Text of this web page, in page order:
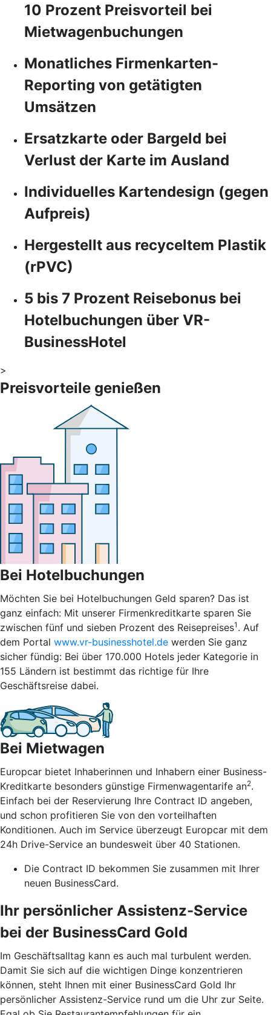
10 Prozent Preisvorteil bei
Mietwagenbuchungen
Monatliches Firmenkarten-
Reporting von getätigten
Umsätzen
Ersatzkarte oder Bargeld bei
Verlust der Karte im Ausland
Individuelles Kartendesign (gegen
Aufpreis)
Hergestellt aus recyceltem Plastik
(rPVC)
5 bis 7 Prozent Reisebonus bei
Hotelbuchungen über VR-
BusinessHotel
>
Preisvorteile genießen
Bei Hotelbuchungen
Möchten Sie bei Hotelbuchungen Geld sparen? Das ist
ganz einfach: Mit unserer Firmenkreditkarte sparen Sie
zwischen fünf und sieben Prozent des Reisepreises1 . Auf
dem Portal www.vr-businesshotel.de werden Sie ganz
sicher fündig: Bei über 170.000 Hotels jeder Kategorie in
155 Ländern ist bestimmt das richtige für Ihre
Geschäftsreise dabei.
Bei Mietwagen
Europcar bietet Inhaberinnen und Inhabern einer Business-
Kreditkarte besonders günstige Firmenwagentarife an2.
Einfach bei der Reservierung Ihre Contract ID angeben,
und schon profitieren Sie von den vorteilhaften
Konditionen. Auch im Service überzeugt Europcar mit dem
24h Drive-Service an bundesweit über 40 Stationen.
Die Contract ID bekommen Sie zusammen mit Ihrer
neuen BusinessCard.
Ihr persönlicher Assistenz-Service
bei der BusinessCard Gold
Im Geschäftsalltag kann es auch mal turbulent werden.
Damit Sie sich auf die wichtigen Dinge konzentrieren
können, steht Ihnen mit einer BusinessCard Gold Ihr
persönlicher Assistenz-Service rund um die Uhr zur Seite.